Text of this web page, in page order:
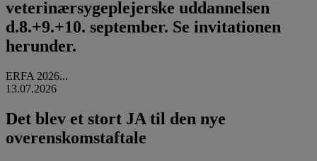
veterinærsygeplejerske uddannelsen
d.8.+9.+10. september. Se invitationen
herunder.
ERFA 2026...
13.07.2026
Det blev et stort JA til den nye
overenskomstaftale